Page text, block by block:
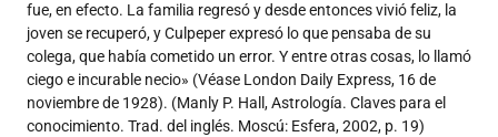
fue, en efecto. La familia regresó y desde entonces vivió feliz, la
joven se recuperó, y Culpeper expresó lo que pensaba de su
colega, que había cometido un error. Y entre otras cosas, lo llamó
ciego e incurable necio» (Véase London Daily Express, 16 de
noviembre de 1928). (Manly P. Hall, Astrología. Claves para el
conocimiento. Trad. del inglés. Moscú: Esfera, 2002, p. 19)